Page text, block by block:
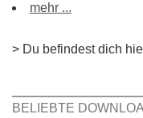
mehr ...
> Du befindest dich
BELIEBTE